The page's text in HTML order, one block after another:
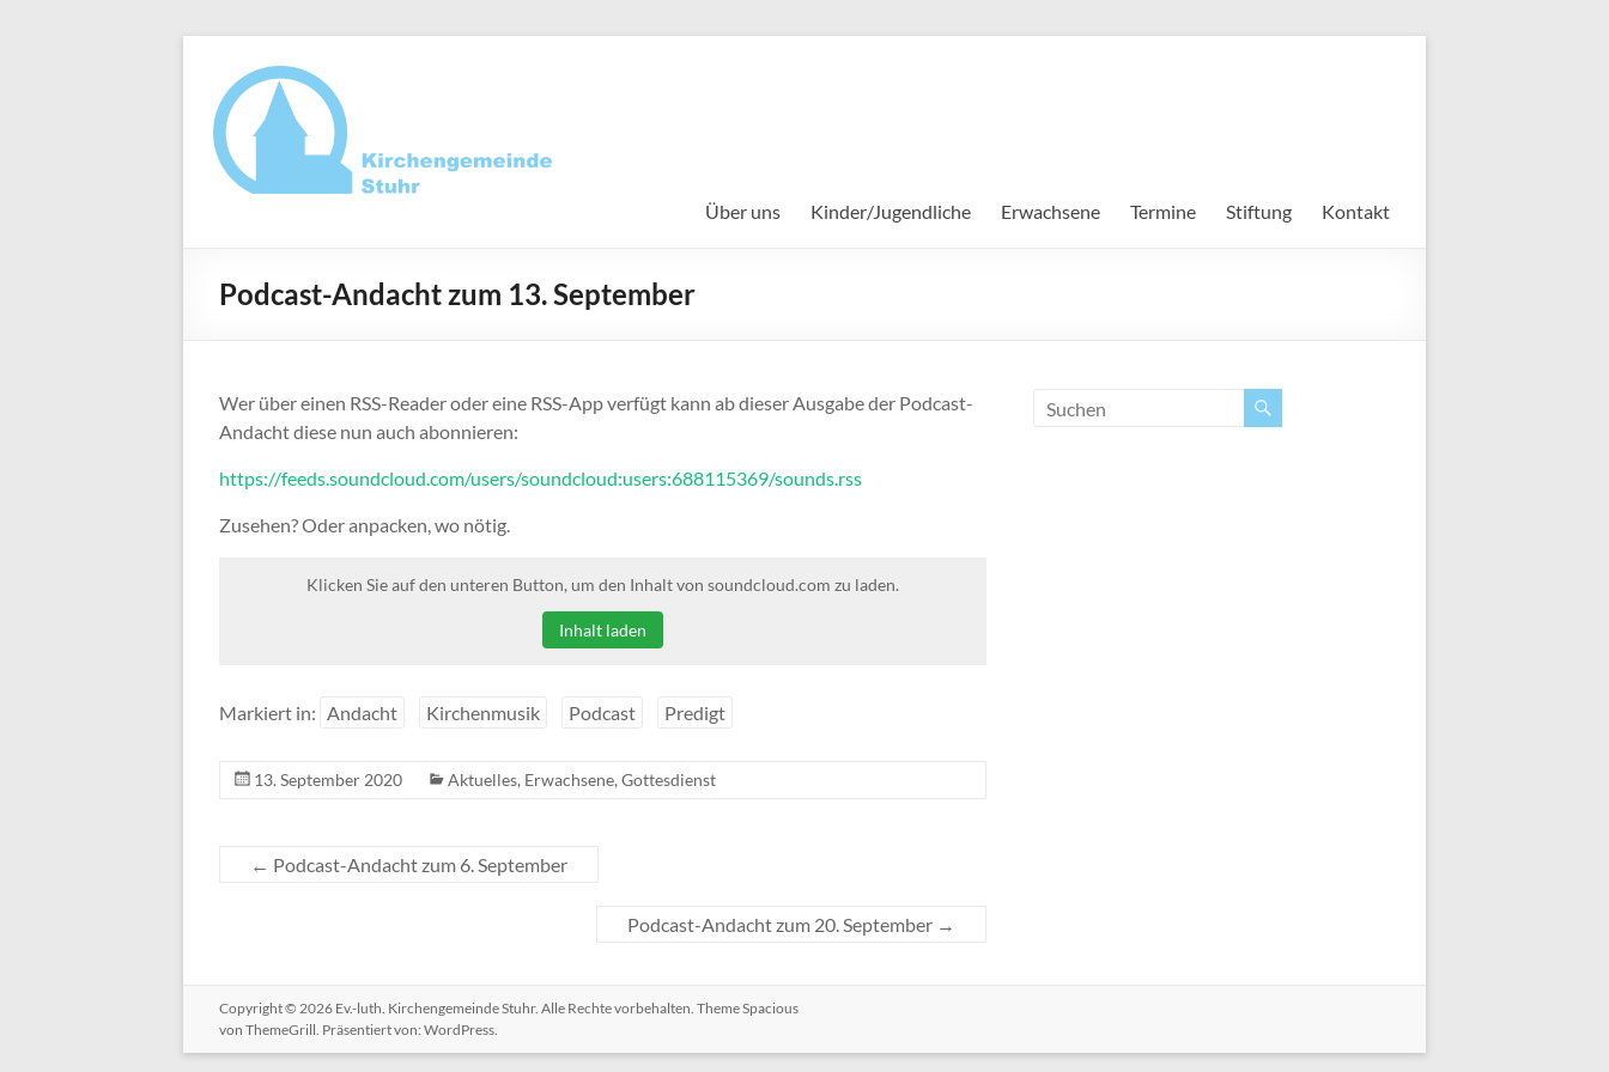
springen
luth.
Kirchengemeinde
Über uns Kinder/Jugendliche Erwachsene Termine Stiftung Kontakt
Podcast-Andacht zum 13. September
Wer über einen RSS-Reader oder eine RSS-App verfügt kann ab dieser Ausgabe der Podcast-
Andacht diese nun auch abonnieren:
https://feeds.soundcloud.com/users/soundcloud:users:688115369/sounds.rss
Zusehen? Oder anpacken, wo nötig.
Klicken Sie auf den unteren Button, um den Inhalt von soundcloud.com zu laden.
Inhalt laden
Markiert in: Andacht Kirchenmusik Podcast Predigt
13. September 2020 Aktuelles, Erwachsene, Gottesdienst
← Podcast-Andacht zum 6. September
Podcast-Andacht zum 20. September →
Copyright © 2026 Ev.-luth. Kirchengemeinde Stuhr. Alle Rechte vorbehalten. ThemeSpacious
von ThemeGrill. Präsentiert von: WordPress.